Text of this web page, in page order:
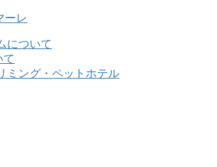
について
て
ミング・ペットホテル